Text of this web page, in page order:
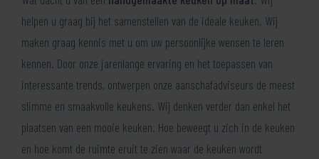
helpen u graag bij het samenstellen van de ideale keuken. Wij
maken graag kennis met u om uw persoonlijke wensen te leren
kennen. Door onze jarenlange ervaring en het toepassen van
interessante trends, ontwerpen onze aanschafadviseurs de meest
slimme en smaakvolle keukens. Wij denken verder dan enkel het
plaatsen van een mooie keuken. Hoe beweegt u zich in de keuken
en hoe komt de ruimte eruit te zien waar de keuken wordt